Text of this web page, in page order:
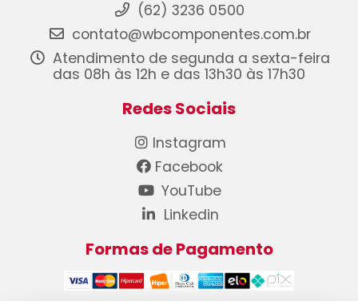
(62) 3236 0500
contato@wbcomponentes.com.br
Atendimento de segunda a sexta-feira
das 08h às 12h e das 13h30 às 17h30
Redes Sociais
Instagram
Facebook
YouTube
Linkedin
Formas de Pagamento